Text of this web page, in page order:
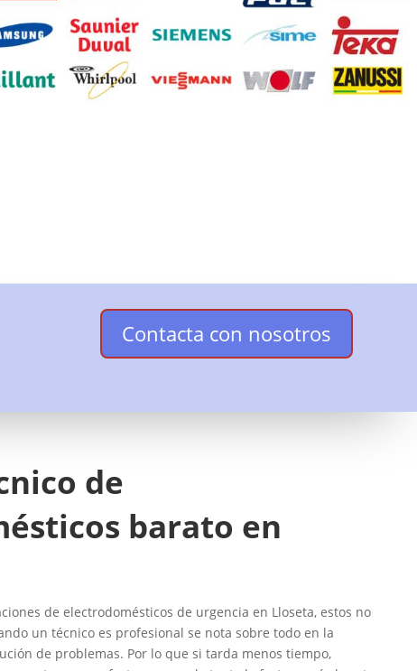
Contacta con nosotros
de
barato en
de electrodomésticos de urgencia en Lloseta, estos no
un técnico es profesional se nota sobre todo en la
de problemas. Por lo que si tarda menos tiempo,